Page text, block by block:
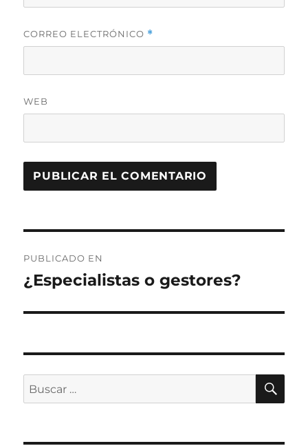
CORREO ELECTRÓNICO *
WEB
de
PUBLICADO EN
¿Especialistas o gestores?
Buscar
por: